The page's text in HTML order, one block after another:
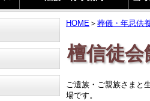
HOME ＞ 葬儀・年忌供
檀信徒
ご遺族・ご親族さまと
場です。